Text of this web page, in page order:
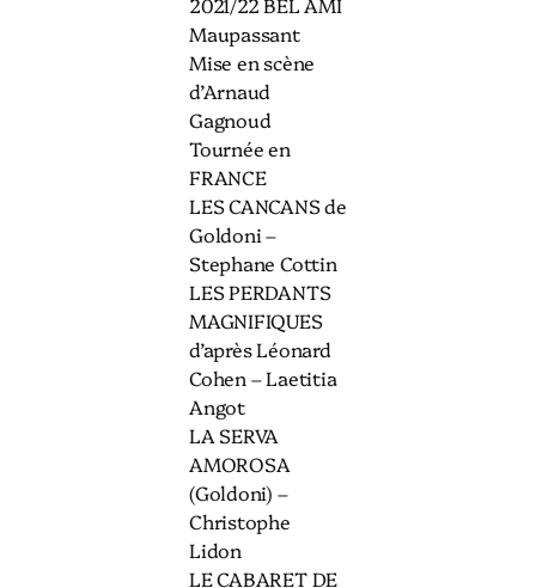
Maupassant
Mise en scène
d’Arnaud
Gagnoud
Tournée en
FRANCE
LES CANCANS de
Goldoni –
Stephane Cottin
LES PERDANTS
MAGNIFIQUES
d’après Léonard
Cohen – Laetitia
Angot
LA SERVA
AMOROSA
(Goldoni) –
Christophe
Lidon
LE CABARET DE